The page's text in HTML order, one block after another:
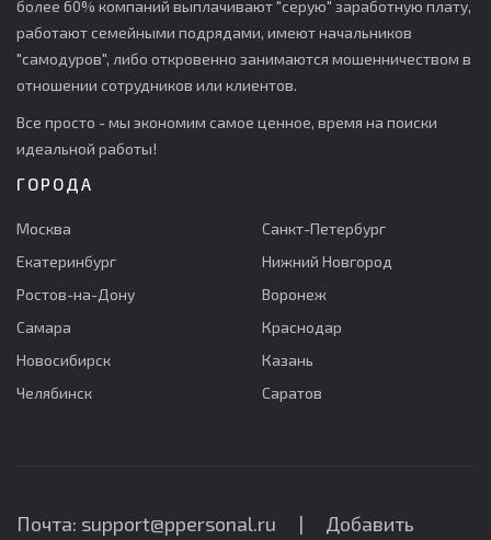
более 60% компаний выплачивают "серую" заработную плату,
работают семейными подрядами, имеют начальников
"самодуров", либо откровенно занимаются мошенничеством в
отношении сотрудников или клиентов.
Все просто - мы экономим самое ценное, время на поиски
идеальной работы!
ГОРОДА
Москва
Санкт-Петербург
Екатеринбург
Нижний Новгород
Ростов-на-Дону
Воронеж
Самара
Краснодар
Новосибирск
Казань
Челябинск
Саратов
Почта: support@ppersonal.ru | Добавить